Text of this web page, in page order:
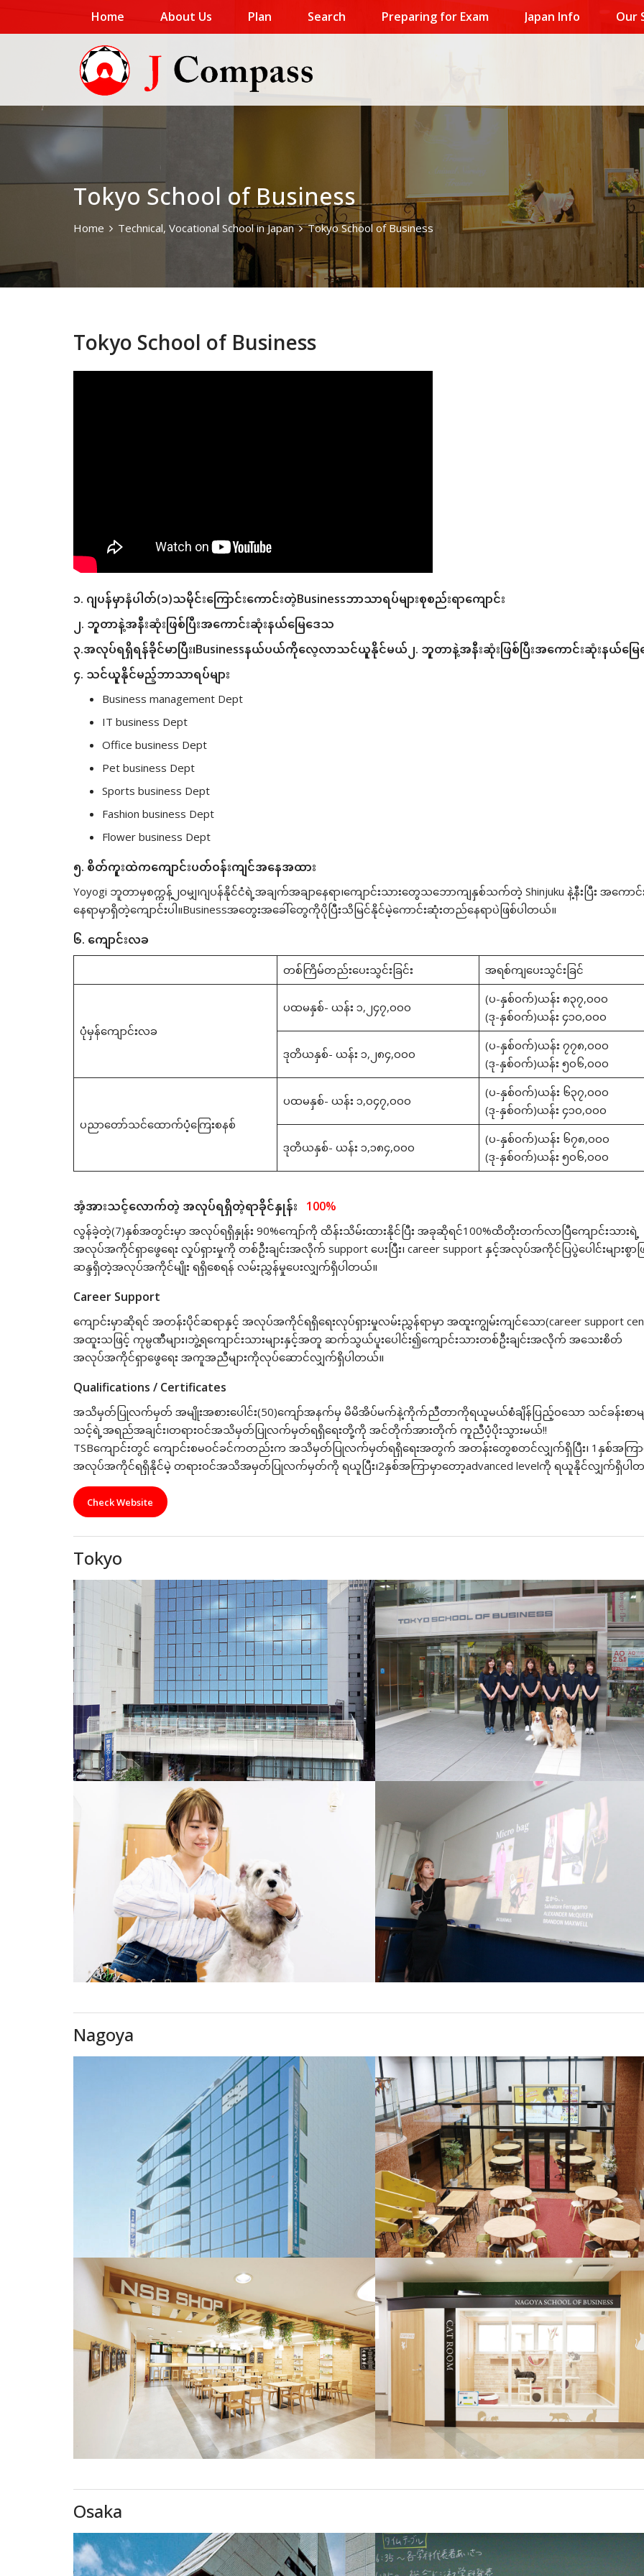
Home About Us Plan Search Preparing for Exam Japan Info Our
Tokyo School of Business
Home Technical, Vocational School in Japan Tokyo School of Business
Tokyo School of Business
၁. ဂျပန်မှာနံပါတ်(၁)သမိုင်းကြောင်းကောင်းတဲ့Businessဘာသာရပ်များစုစည်းရာကျောင်း
၂. ဘူတာနဲ့အနီးဆုံးဖြစ်ပြီးအကောင်းဆုံးနယ်မြေဒေသ
၃.အလုပ်ရရှိရန်ခိုင်မာပြီး၊Businessနယ်ပယ်ကိုလေ့လာသင်ယူနိုင်မယ် ၂. ဘူတာနဲ့အနီးဆုံးဖြစ်ပြီးအကောင်းဆုံးနယ်မြ
၄. သင်ယူနိုင်မည့်ဘာသာရပ်များ
Business management Dept
IT business Dept
Office business Dept
Pet business Dept
Sports business Dept
Fashion business Dept
Flower business Dept
၅. စိတ်ကူးထဲကကျောင်းပတ်၀န်းကျင်အနေအထား
Yoyogi ဘူတာမှစက္ကန့်၂၀မျှ၊ဂျပန်နိုင်ငံရဲ့အချက်အချာနေရာ၊ကျောင်းသားတွေသဘောကျနှစ်သက်တဲ့ Shinjuku နဲ့နီးပြီး အကောင်
နေရာမှာရှိတဲ့ကျောင်းပါ။Businessအတွေးအခေါ်တွေကိုပိုပြီးသိမြင်နိုင်မဲ့ကောင်းဆုံးတည်နေရာပဲဖြစ်ပါတယ်။
၆. ကျောင်းလခ
တစ်ကြိမ်တည်းပေးသွင်းခြင်း အရစ်ကျပေးသွင်းခြင်
ပုံမှန်ကျောင်းလခ
ပထမနှစ်- ယန်း ၁,၂၄၇,၀၀၀
(ပ-နှစ်၀က်)ယန်း ၈၃၇,၀၀၀
(ဒု-နှစ်၀က်)ယန်း ၄၁၀,၀၀၀
ဒုတိယနှစ်- ယန်း ၁,၂၈၄,၀၀၀
(ပ-နှစ်၀က်)ယန်း ၇၇၈,၀၀၀
(ဒု-နှစ်၀က်)ယန်း ၅၀၆,၀၀၀
ပညာတော်သင်ထောက်ပံ့ကြေးစနစ်
ပထမနှစ်- ယန်း ၁,၀၄၇,၀၀၀
(ပ-နှစ်၀က်)ယန်း ၆၃၇,၀၀၀
(ဒု-နှစ်၀က်)ယန်း ၄၁၀,၀၀၀
ဒုတိယနှစ်- ယန်း ၁,၁၈၄,၀၀၀
(ပ-နှစ်၀က်)ယန်း ၆၇၈,၀၀၀
(ဒု-နှစ်၀က်)ယန်း ၅၀၆,၀၀၀
အံ့အားသင့်လောက်တဲ့ အလုပ်ရရှိတဲ့ရာခိုင်နှုန်း 100%
လွန်ခဲ့တဲ့(7)နှစ်အတွင်းမှာ အလုပ်ရရှိနှုန်း 90%ကျော်ကို ထိန်းသိမ်းထားနိုင်ပြီး အခုဆိုရင်100%ထိတိုးတက်လာပြီကျောင်းသားရဲ့
အလုပ်အကိုင်ရှာဖွေရေး လှုပ်ရှားမှုကို တစ်ဦးချင်းအလိုက် support ပေးပြီး၊ career support နှင့်အလုပ်အကိုင်ပြပွဲပေါင်းများစွာဖ
ဆန္ဒရှိတဲ့အလုပ်အကိုင်မျိုး ရရှိစေရန် လမ်းညွှန်မှုပေးလျှက်ရှိပါတယ်။
Career Support
ကျောင်းမှာဆိုရင် အတန်းပိုင်ဆရာနှင့် အလုပ်အကိုင်ရရှိရေးလုပ်ရှားမှုလမ်းညွှန်ရာမှာ အထူးကျွမ်းကျင်သော(career support
အထူးသဖြင့် ကုမ္ပဏီများ၊ဘွဲ့ရကျောင်းသားများနှင့်အတူ ဆက်သွယ်ပူးပေါင်း၍ကျောင်းသားတစ်ဦးချင်းအလိုက် အသေးစိတ်
အလုပ်အကိုင်ရှာဖွေရေး အကူအညီများကိုလုပ်ဆောင်လျှက်ရှိပါတယ်။
Qualifications / Certificates
အသိမှတ်ပြုလက်မှတ် အမျိုးအစားပေါင်း(50)ကျော်အနက်မှ မိမိအိပ်မက်နဲ့ကိုက်ညီတာကိုရယူမယ်စံချိန်ပြည့်၀သော သင်ခန်းစာမျ
သင့်ရဲ့အရည်အချင်း၊တရား၀င်အသိမှတ်ပြုလက်မှတ်ရရှိရေးတို့ကို အင်တိုက်အားတိုက် ကူညီပံ့ပိုးသွားမယ်!!
TSBကျောင်းတွင် ကျောင်းစမ၀င်ခင်ကတည်းက အသိမှတ်ပြုလက်မှတ်ရရှိရေးအတွက် အတန်းတွေစတင်လျှက်ရှိပြီး၊ 1နှစ်အကြာ
အလုပ်အကိုင်ရရှိနိုင်မဲ့ တရား၀င်အသိအမှတ်ပြုလက်မှတ်ကို ရယူပြီး၊2နှစ်အကြာမှာတော့advanced levelကို ရယူနိုင်လျှက်ရှိပါ
Check Website
Tokyo
Nagoya
Osaka